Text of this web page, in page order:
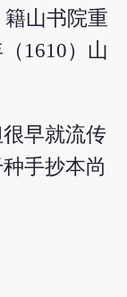
山书院重
1610）山
早就流传
手抄本尚